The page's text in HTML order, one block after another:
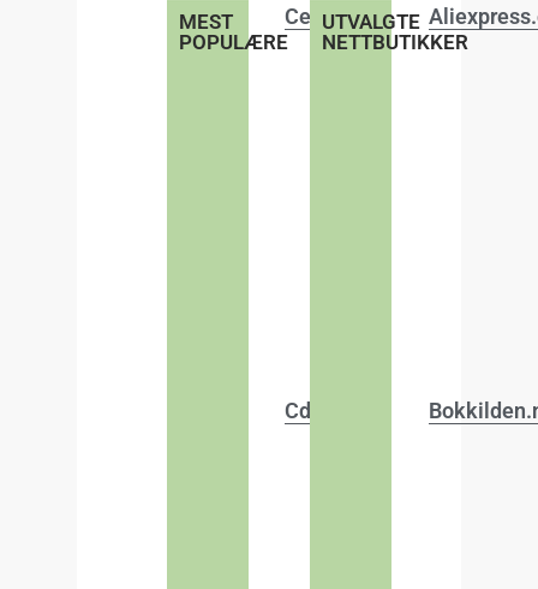
MEST
POPULÆRE
Cellbes.no
Cdon.com
UTVALGTE
NETTBUTIKKER